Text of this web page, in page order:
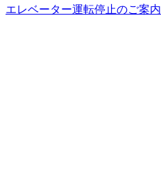
エレベーター運転停止のご案内